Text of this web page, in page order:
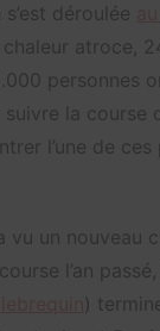
déroulée
chaleur atroce,
personnes
la course
l’une de ces
vu un nouveau
l’an
)